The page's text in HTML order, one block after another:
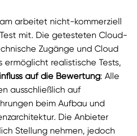
arbeitet nicht-kommerziell
mit. Die getesteten Cloud-
Zugänge und Cloud
ermöglicht realistische Tests,
auf die Bewertung: Alle
ausschließlich auf
beim Aufbau und
Die Anbieter
Stellung nehmen, jedoch